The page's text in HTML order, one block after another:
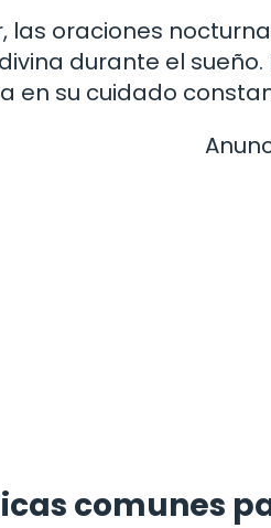
las oraciones
durante el
en su cuidado
comunes